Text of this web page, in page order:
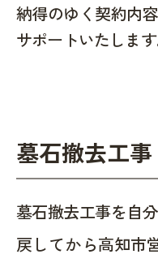
納得のゆく契約内
サポートいたします
墓石撤去工事
墓石撤去工事を自
戻してから高知市